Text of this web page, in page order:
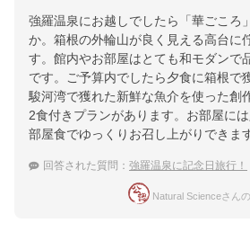
強羅温泉にお越しでしたら「華ごころ
か。箱根の外輪山が良く見える高台に
す。館内やお部屋はとても和モダンで
です。ご予算内でしたら夕食に箱根で
駿河湾で獲れた新鮮な魚介を使った創
2食付きプランがあります。お部屋に
部屋食でゆっくりお召し上がりできます
回答された質問： 強羅温泉に記念日旅行！
Natural Scienceさん